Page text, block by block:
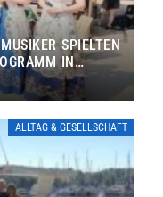
SPIELTEN
IN
ALLTAG & GESELLSCHAFT